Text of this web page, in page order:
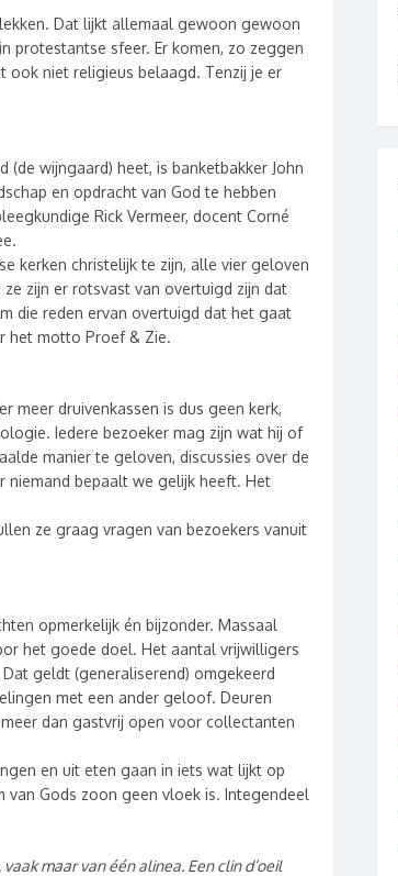
Dat lijkt allemaal gewoon gewoon
protestantse sfeer. Er komen, zo zeggen
ook niet religieus belaagd. Tenzij je er
wijngaard) heet, is banketbakker John
en opdracht van God te hebben
Rick Vermeer, docent Corné
kerken christelijk te zijn, alle vier geloven
zijn er rotsvast van overtuigd zijn dat
die reden ervan overtuigd dat het gaat
het motto Proef & Zie.
meer druivenkassen is dus geen kerk,
Iedere bezoeker mag zijn wat hij of
manier te geloven, discussies over de
niemand bepaalt we gelijk heeft. Het
ze graag vragen van bezoekers vanuit
opmerkelijk én bijzonder. Massaal
het goede doel. Het aantal vrijwilligers
geldt (generaliserend) omgekeerd
met een ander geloof. Deuren
dan gastvrij open voor collectanten
en uit eten gaan in iets wat lijkt op
van Gods zoon geen vloek is. Integendeel
maar van één alinea. Een clin d’oeil